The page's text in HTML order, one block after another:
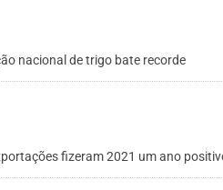
nacional de trigo bate recorde
fizeram 2021 um ano